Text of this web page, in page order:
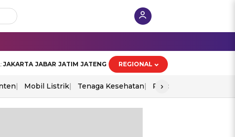
JAKARTA JABAR JATIM JATENG REGIONAL
Mobil Listrik Tenaga Kesehatan Piala Aff 2026
›